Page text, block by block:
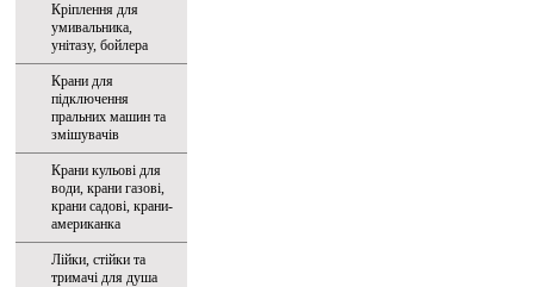
Кріплення для
умивальника,
унітазу, бойлера
Крани для
підключення
пральних машин та
змішувачів
Крани кульові для
води, крани газові,
крани садові, крани-
американка
Лійки, стійки та
тримачі для душа